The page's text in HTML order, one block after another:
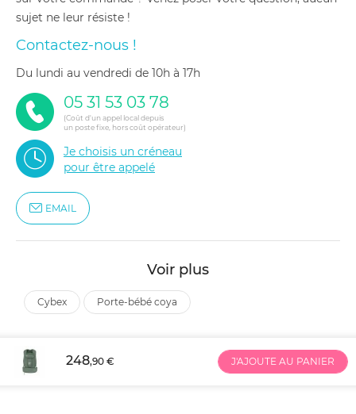
sujet ne leur résiste !
Contactez-nous !
du lundi au vendredi de 10h à 17h
05 31 53 03 78
(Coût d'un appel local depuis
un poste fixe, hors coût opérateur)
Je choisis un créneau
pour être appelé
EMAIL
Voir plus
cybex porte-bébé coya
248,90 € J'AJOUTE AU PANIER